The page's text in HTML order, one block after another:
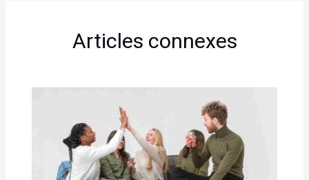
Articles connexes